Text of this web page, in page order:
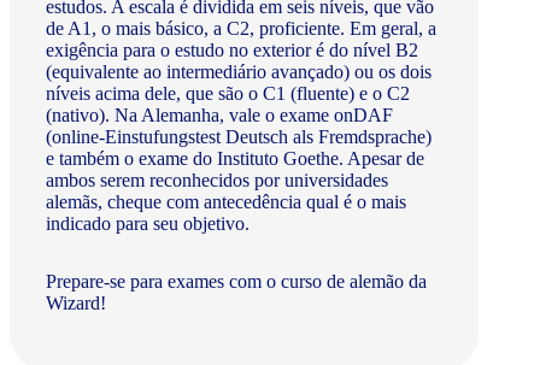
estudos. A escala é dividida em seis níveis, que vão
de A1, o mais básico, a C2, proficiente. Em geral, a
exigência para o estudo no exterior é do nível B2
(equivalente ao intermediário avançado) ou os dois
níveis acima dele, que são o C1 (fluente) e o C2
(nativo). Na Alemanha, vale o exame onDAF
(online-Einstufungstest Deutsch als Fremdsprache)
e também o exame do Instituto Goethe. Apesar de
ambos serem reconhecidos por universidades
alemãs, cheque com antecedência qual é o mais
indicado para seu objetivo.
Prepare-se para exames com o curso de alemão da
Wizard!